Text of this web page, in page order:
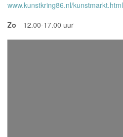
www.kunstkring86.nl/kunstmarkt.html
Zo
12.00-17.00 uur